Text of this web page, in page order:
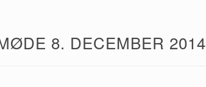
8. DECEMBER 2014